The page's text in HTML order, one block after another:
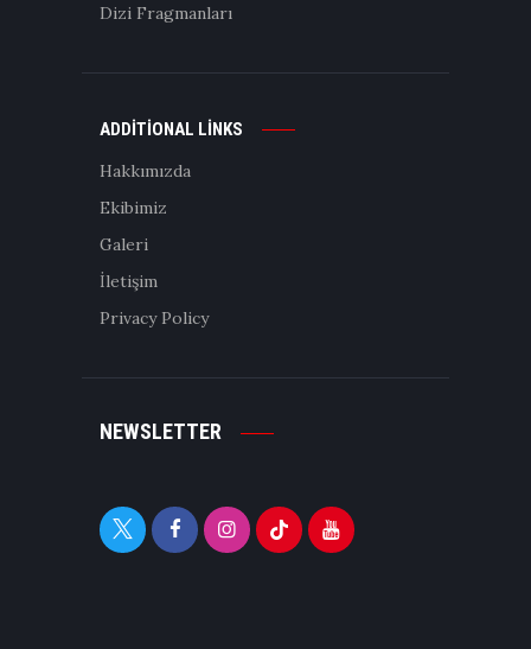
Dizi Fragmanları
ADDITIONAL LINKS
Hakkımızda
Ekibimiz
Galeri
İletişim
Privacy Policy
NEWSLETTER